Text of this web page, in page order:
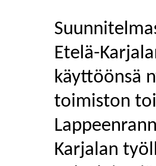
Etelä-
käyttöönsä
toimiston
Karjalan